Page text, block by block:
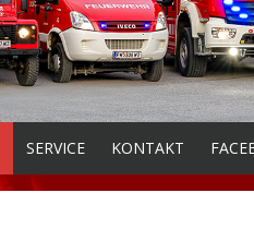
SERVICE KONTAKT